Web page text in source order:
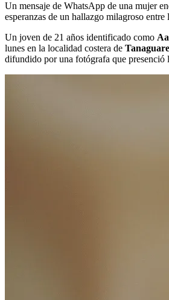
Un mensaje de WhatsApp de una mujer
esperanzas de un hallazgo milagroso entre
Un joven de 21 años identificado como
lunes en la localidad costera de
difundido por una fotógrafa que presenció